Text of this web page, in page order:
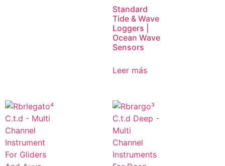
Standard
Tide & Wave
Loggers |
Ocean Wave
Sensors
Leer más